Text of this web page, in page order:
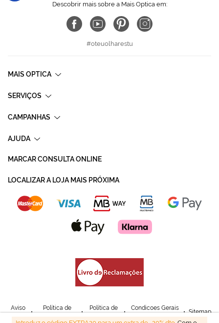
Descobrir mais sobre a Mais Optica em:
#oteuolharestu
MAIS OPTICA
SERVIÇOS
CAMPANHAS
AJUDA
MARCAR CONSULTA ONLINE
LOCALIZAR A LOJA MAIS PRÓXIMA
Aviso
Legal
Política de
Privacidade
Política de
Cookies
Condicoes Gerais
de Venda
Sitemap